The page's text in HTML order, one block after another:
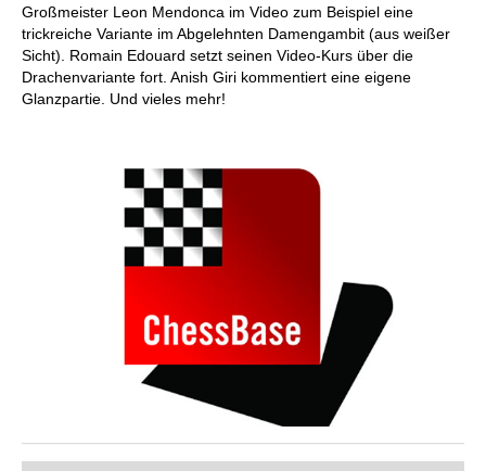
Großmeister Leon Mendonca im Video zum Beispiel eine
trickreiche Variante im Abgelehnten Damengambit (aus weißer
Sicht). Romain Edouard setzt seinen Video-Kurs über die
Drachenvariante fort. Anish Giri kommentiert eine eigene
Glanzpartie. Und vieles mehr!